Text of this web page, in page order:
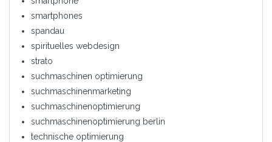
smartphones
spandau
spirituelles webdesign
strato
suchmaschinen optimierung
suchmaschinenmarketing
suchmaschinenoptimierung
suchmaschinenoptimierung berlin
technische optimierung